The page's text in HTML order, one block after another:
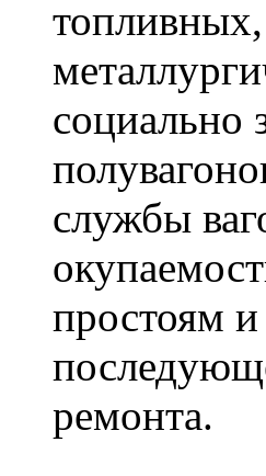
социально
службы
простоям
ремонта.